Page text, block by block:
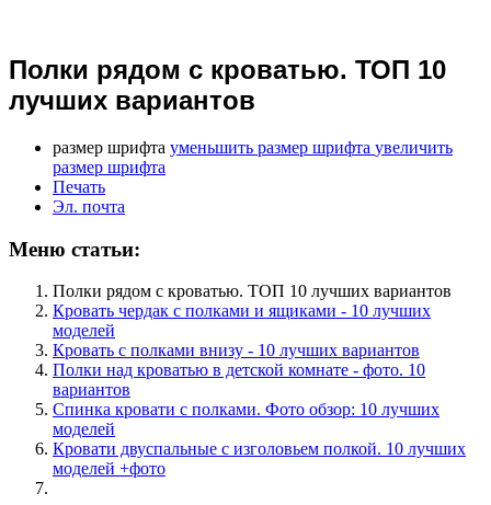
Полки рядом с кроватью. ТОП 10
лучших вариантов
размер шрифта уменьшить размер шрифта увеличить
размер шрифта
Печать
Эл. почта
Меню статьи:
Полки рядом с кроватью. ТОП 10 лучших вариантов
Кровать чердак с полками и ящиками - 10 лучших
моделей
Кровать с полками внизу - 10 лучших вариантов
Полки над кроватью в детской комнате - фото. 10
вариантов
Спинка кровати с полками. Фото обзор: 10 лучших
моделей
Кровати двуспальные с изголовьем полкой. 10 лучших
моделей +фото